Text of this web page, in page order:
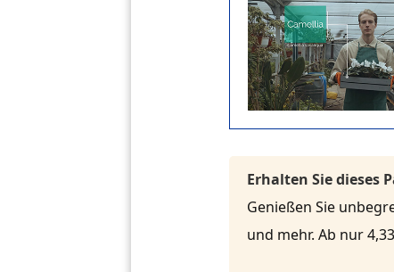
Erhalten Sie dieses
Genießen Sie
und mehr. Ab nur